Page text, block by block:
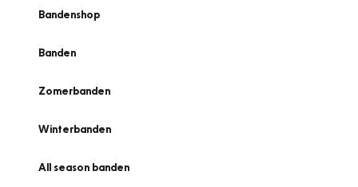
Bandenshop
Banden
Zomerbanden
Winterbanden
All season banden